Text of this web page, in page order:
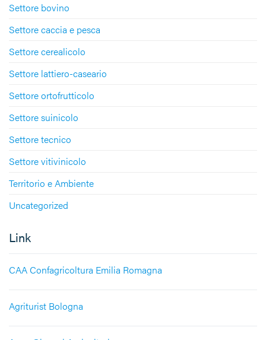
Settore bovino
Settore caccia e pesca
Settore cerealicolo
Settore lattiero-caseario
Settore ortofrutticolo
Settore suinicolo
Settore tecnico
Settore vitivinicolo
Territorio e Ambiente
Uncategorized
Link
CAA Confagricoltura Emilia Romagna
Agriturist Bologna